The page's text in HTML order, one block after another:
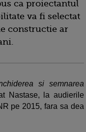
ca proiectantul
va fi selectat
constructie ar
si semnarea
Nastase, la audierile
pe 2015, fara sa dea